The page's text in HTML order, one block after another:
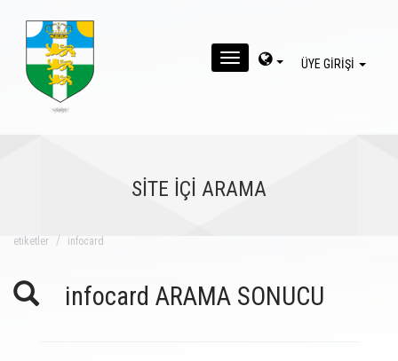
MENU ÜYE GİRİŞİ
SİTE İÇİ ARAMA
eti̇ketler infocard
infocard ARAMA SONUCU